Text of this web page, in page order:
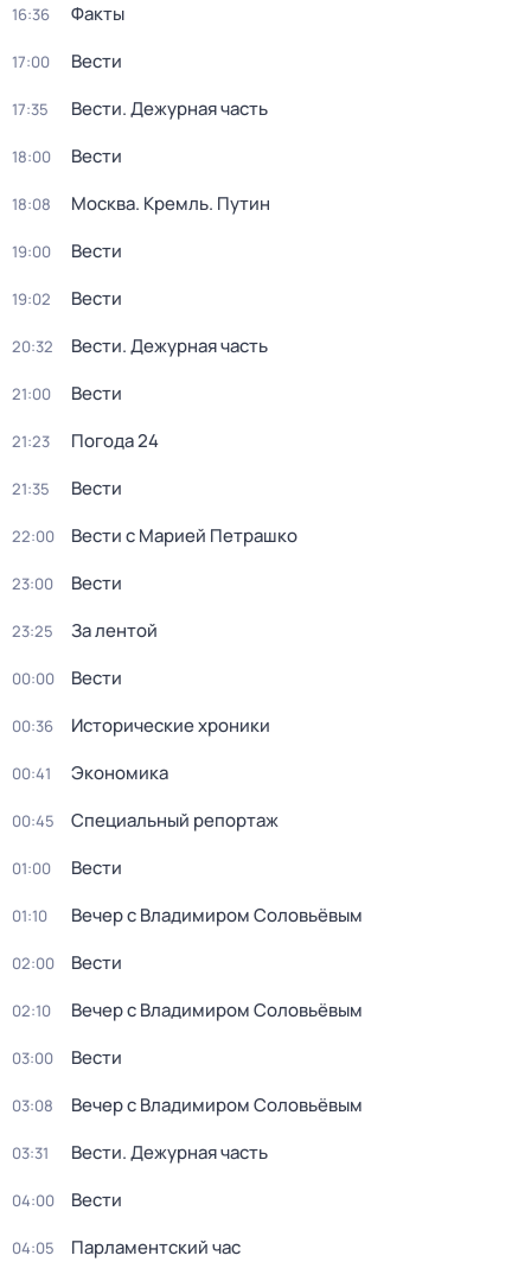
16:36 Факты
17:00 Вести
17:35 Вести. Дежурная часть
18:00 Вести
18:08 Москва. Кремль. Путин
19:00 Вести
19:02 Вести
20:32 Вести. Дежурная часть
21:00 Вести
21:23 Погода 24
21:35 Вести
22:00 Вести с Марией Петрашко
23:00 Вести
23:25 За лентой
00:00 Вести
00:36 Исторические хроники
00:41 Экономика
00:45 Специальный репортаж
01:00 Вести
01:10 Вечер с Владимиром Соловьёвым
02:00 Вести
02:10 Вечер с Владимиром Соловьёвым
03:00 Вести
03:08 Вечер с Владимиром Соловьёвым
03:31 Вести. Дежурная часть
04:00 Вести
04:05 Парламентский час